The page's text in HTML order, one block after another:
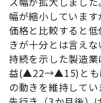
幅が縮小していま
価格と比較すると
きが十分とは言え
持続を示した製造
益(▲22→▲15)とも
の動きを維持してい